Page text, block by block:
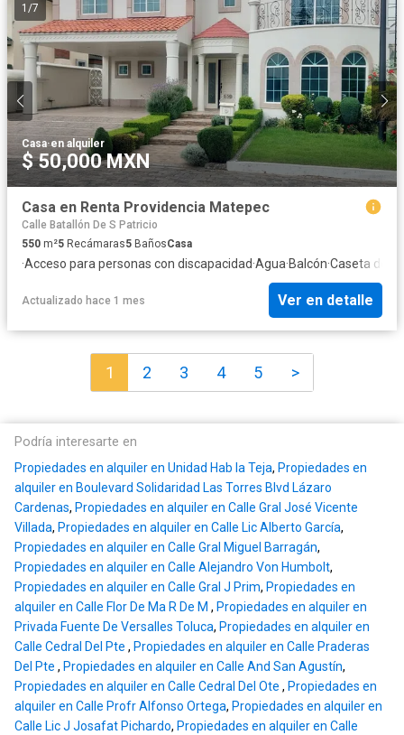
1 /7
Casa·en alquiler
$ 50,000 MXN
Casa en Renta Providencia Matepec
Calle Batallón De S Patricio
550 m²5 Recámaras5 BañosCasa
·Acceso para personas con discapacidad·Agua·Balcón·Caseta de
Actualizado hace 1 mes Ver en detalle
1 2 3 4 5 >
Podría interesarte en
Propiedades en alquiler en Unidad Hab la Teja, Propiedades en
alquiler en Boulevard Solidaridad Las Torres Blvd Lázaro
Cardenas, Propiedades en alquiler en Calle Gral José Vicente
Villada, Propiedades en alquiler en Calle Lic Alberto García,
Propiedades en alquiler en Calle Gral Miguel Barragán,
Propiedades en alquiler en Calle Alejandro Von Humbolt,
Propiedades en alquiler en Calle Gral J Prim, Propiedades en
alquiler en Calle Flor De Ma R De M , Propiedades en alquiler en
Privada Fuente De Versalles Toluca, Propiedades en alquiler en
Calle Cedral Del Pte , Propiedades en alquiler en Calle Praderas
Del Pte , Propiedades en alquiler en Calle And San Agustín,
Propiedades en alquiler en Calle Cedral Del Ote , Propiedades en
alquiler en Calle Profr Alfonso Ortega, Propiedades en alquiler en
Calle Lic J Josafat Pichardo, Propiedades en alquiler en Calle